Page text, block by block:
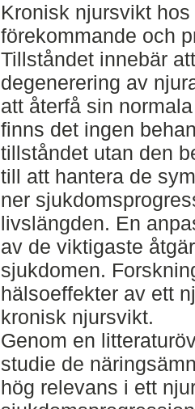
Kronisk njursvikt
förekommande och
Tillståndet innebär
degenerering av
att återfå sin
finns det ingen
tillståndet utan den
till att hantera de
ner
livslängden. En
av de viktigaste
sjukdomen.
hälsoeffekter av ett
kronisk njursvikt.
Genom en
studie de
hög relevans i ett